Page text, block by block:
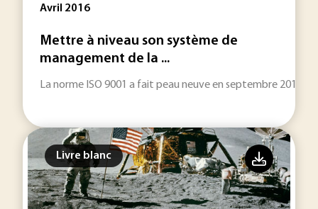
Avril 2016
Mettre à niveau son système de
management de la ...
La norme ISO 9001 a fait peau neuve en septembre 2015
Livre blanc